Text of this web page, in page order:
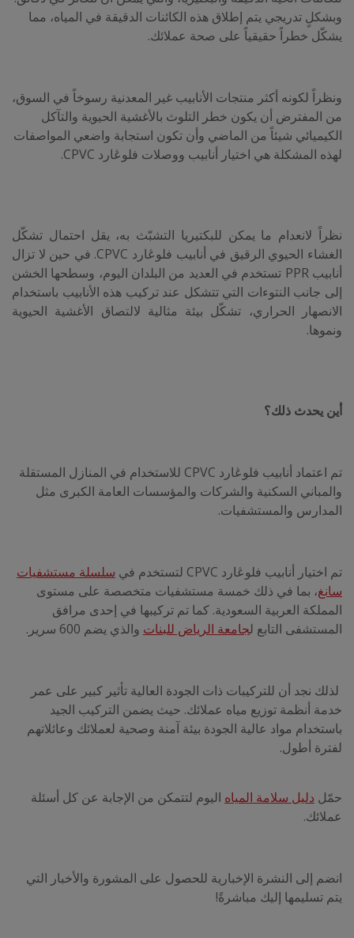
وبشكلٍ تدريجي يتم إطلاق هذه الكائنات الدقيقة في المياه، مما
يشكّل خطراً حقيقياً على صحة عملائك.
ونظراً لكونه أكثر منتجات الأنابيب غير المعدنية رسوخاً في السوق،
من المفترض أن يكون خطر التلوث بالأغشية الحيوية والتآكل
الكيميائي شيئاً من الماضي وأن تكون استجابة واضعي المواصفات
لهذه المشكلة هي اختيار أنابيب ووصلات فلوڠارد CPVC.
نظراً لانعدام ما يمكن للبكتيريا التشبّث به، يقل احتمال تشكّل
الغشاء الحيوي الرقيق في أنابيب فلوڠارد CPVC. في حين لا تزال
أنابيب PPR تستخدم في العديد من البلدان اليوم، وسطحها الخشن
إلى جانب النتوءات التي تتشكل عند تركيب هذه الأنابيب باستخدام
الانصهار الحراري، تشكّل بيئة مثالية لالتصاق الأغشية الحيوية
ونموها.
أين يحدث ذلك؟
تم اعتماد أنابيب فلوڠارد CPVC للاستخدام في المنازل المستقلة
والمباني السكنية والشركات والمؤسسات العامة الكبرى مثل
المدارس والمستشفيات.
تم اختيار أنابيب فلوڠارد CPVC لتستخدم في
سلسلة مستشفيات
سانغ، بما في ذلك خمسة مستشفيات متخصصة على مستوى
المملكة العربية السعودية. كما تم تركيبها في إحدى مرافق
المستشفى التابع لجامعة الرياض للبنات والذي يضم 600 سرير.
لذلك نجد أن للتركيبات ذات الجودة العالية تأثير كبير على عمر
خدمة أنظمة توزيع مياه عملائك. حيث يضمن التركيب الجيد
باستخدام مواد عالية الجودة بيئة آمنة وصحية لعملائك وعائلاتهم
لفترة أطول.
حمّل دليل سلامة المياه اليوم لتتمكن من الإجابة عن كل أسئلة
عملائك.
انضم إلى النشرة الإخبارية للحصول على المشورة والأخبار التي
يتم تسليمها إليك مباشرةً!